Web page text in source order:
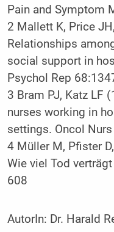
Pain and Symptom
2 Mallett K, Price
Relationships
social support in
Psychol Rep
3 Bram PJ, Katz LF
nurses working in
settings. Oncol
4 Müller M, Pfister
Wie viel Tod
608
AutorIn: Dr. Harald